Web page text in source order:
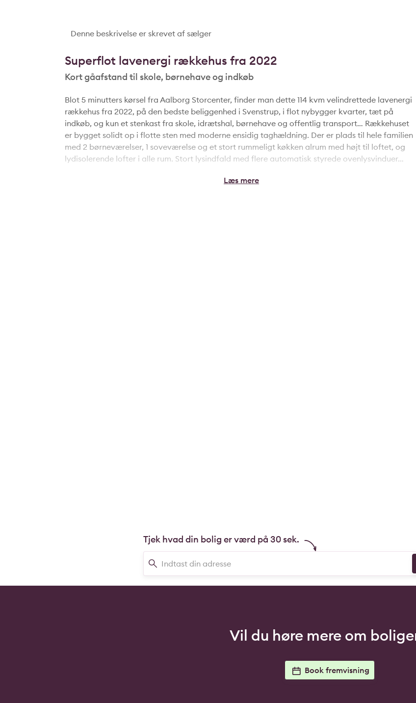
Denne beskrivelse er skrevet af sælger
Superflot lavenergi rækkehus fra 2022
Kort gåafstand til skole, børnehave og indkøb
Blot 5 minutters kørsel fra Aalborg Storcenter, finder man dette 114 kvm velindrettede lavenergi
rækkehus fra 2022, på den bedste beliggenhed i Svenstrup, i flot nybygger kvarter, tæt på
indkøb, og kun et stenkast fra skole, idrætshal, børnehave og offentlig transport… Rækkehuset
er bygget solidt op i flotte sten med moderne ensidig taghældning. Der er plads til hele familien
med 2 børneværelser, 1 soveværelse og et stort rummeligt køkken alrum med højt til loftet, og
lydisolerende lofter i alle rum. Stort lysindfald med flere automatisk styrede ovenlysvinduer…
opvaskemaskine, kølefryseskab samt Thermex emhætte med app styrring. Huset rummer
Tjek hvad din bolig er værd på 30 sek.
Vil du høre mere om
Book fremvisning